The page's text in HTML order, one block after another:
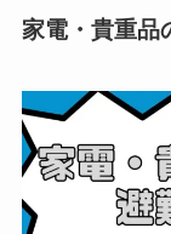
家電・貴重品